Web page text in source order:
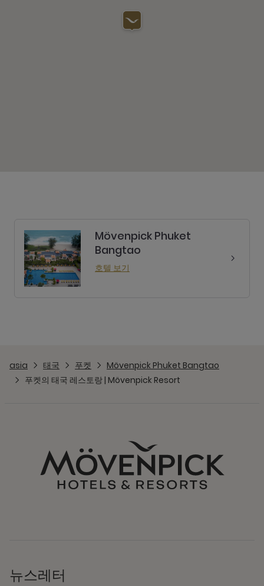
Mövenpick Phuket
Bangtao
호텔 보기
asia 태국 푸켓
Mövenpick Phuket Bangtao
푸켓의 태국 레스토랑 | Mövenpick Resort
뉴스레터